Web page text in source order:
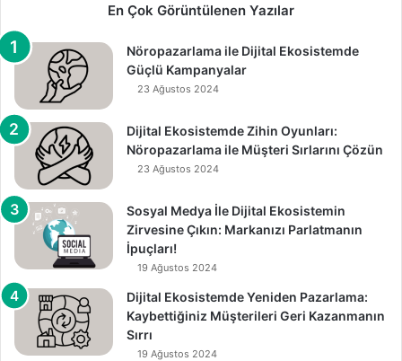
En Çok Görüntülenen Yazılar
Nöropazarlama ile Dijital Ekosistemde
Güçlü Kampanyalar
23 Ağustos 2024
Dijital Ekosistemde Zihin Oyunları:
Nöropazarlama ile Müşteri Sırlarını Çözün
23 Ağustos 2024
Sosyal Medya İle Dijital Ekosistemin
Zirvesine Çıkın: Markanızı Parlatmanın
İpuçları!
19 Ağustos 2024
Dijital Ekosistemde Yeniden Pazarlama:
Kaybettiğiniz Müşterileri Geri Kazanmanın
Sırrı
19 Ağustos 2024